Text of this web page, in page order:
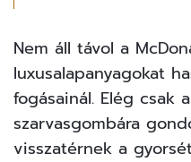
Nem áll távol a
luxusalapanyagokat
fogásainál. Elég csak
szarvasgombára
visszatérnek a